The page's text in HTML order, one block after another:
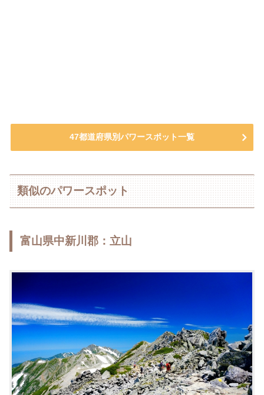
47都道府県別パワースポット一覧
類似のパワースポット
富山県中新川郡：立山